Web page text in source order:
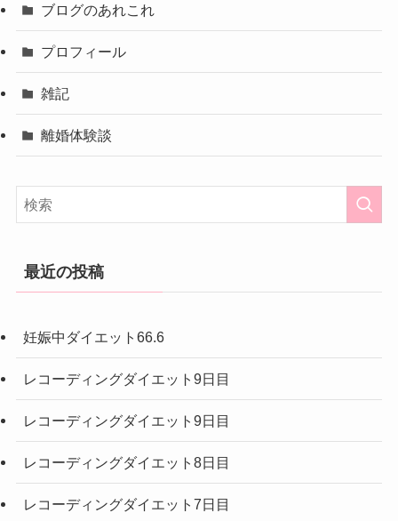
ブログのあれこれ
プロフィール
雑記
離婚体験談
最近の投稿
妊娠中ダイエット66.6
レコーディングダイエット9日目
レコーディングダイエット9日目
レコーディングダイエット8日目
レコーディングダイエット7日目